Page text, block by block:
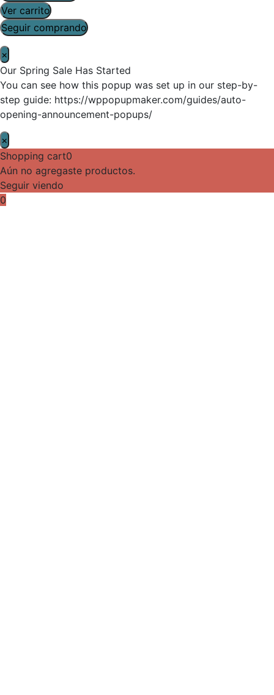
Ver carrito
Seguir comprando
×
Our Spring Sale Has Started
You can see how this popup was set up in our step-by-
step guide: https://wppopupmaker.com/guides/auto-
opening-announcement-popups/
×
Shopping cart0
Aún no agregaste productos.
Seguir viendo
0